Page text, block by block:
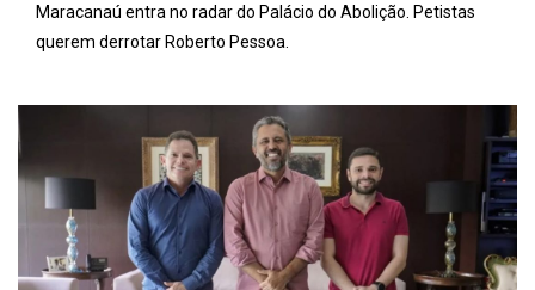
Maracanaú entra no radar do Palácio do Abolição. Petistas
querem derrotar Roberto Pessoa.